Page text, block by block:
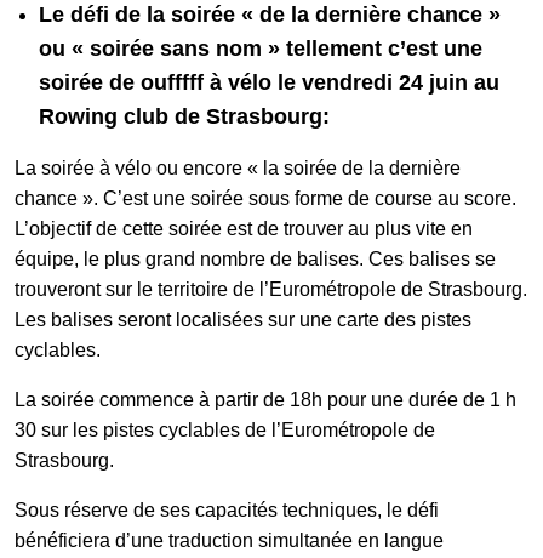
Le défi de la soirée « de la dernière chance »
ou « soirée sans nom » tellement c’est une
soirée de oufffff à vélo le vendredi 24 juin au
Rowing club de Strasbourg:
La soirée à vélo ou encore « la soirée de la dernière
chance ». C’est une soirée sous forme de course au score.
L’objectif de cette soirée est de trouver au plus vite en
équipe, le plus grand nombre de balises. Ces balises se
trouveront sur le territoire de l’Eurométropole de Strasbourg.
Les balises seront localisées sur une carte des pistes
cyclables.
La soirée commence à partir de 18h pour une durée de 1 h
30 sur les pistes cyclables de l’Eurométropole de
Strasbourg.
Sous réserve de ses capacités techniques, le défi
bénéficiera d’une traduction simultanée en langue